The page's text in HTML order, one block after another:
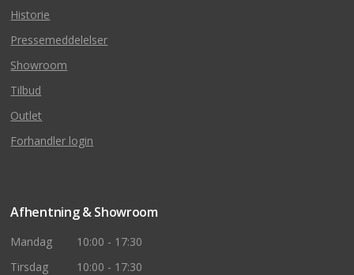
Historie
Pressemeddelelser
Showroom
Tilbud
Outlet
Forhandler login
Afhentning & Showroom
Mandag
10:00 - 17:30
Tirsdag
10:00 - 17:30